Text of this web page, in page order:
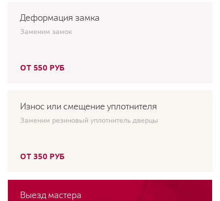
Деформация замка
Заменим замок
ОТ 550 РУБ
Износ или смещение уплотнителя
Заменим резиновый уплотнитель дверцы
ОТ 350 РУБ
Выезд мастера